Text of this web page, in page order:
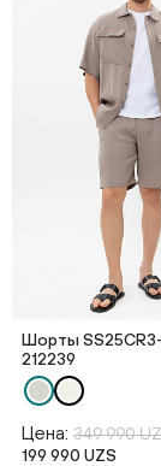
Шорты
212239
Цена: 349 990
199 990 UZS